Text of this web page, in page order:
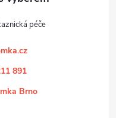
891
Brno